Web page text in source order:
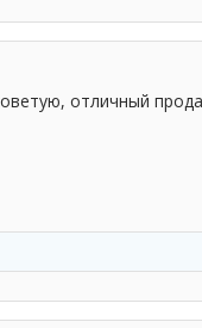
отличный